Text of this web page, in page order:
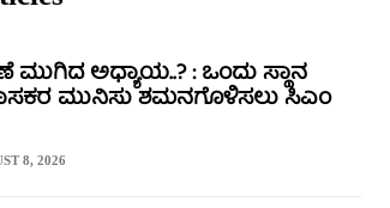
ಮುಗಿದ ಅಧ್ಯಾಯ..? : ಒಂದು ಸ್ಥಾನ
ಮುನಿಸು ಶಮನಗೊಳಿಸಲು ಸಿಎಂ
8, 2026